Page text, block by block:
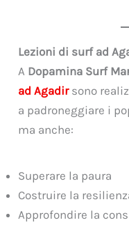
Lezioni di surf ad
A Dopamina Surf
ad Agadir sono
a padroneggiare i
ma anche:
Superare la paura
Costruire la
Approfondire la